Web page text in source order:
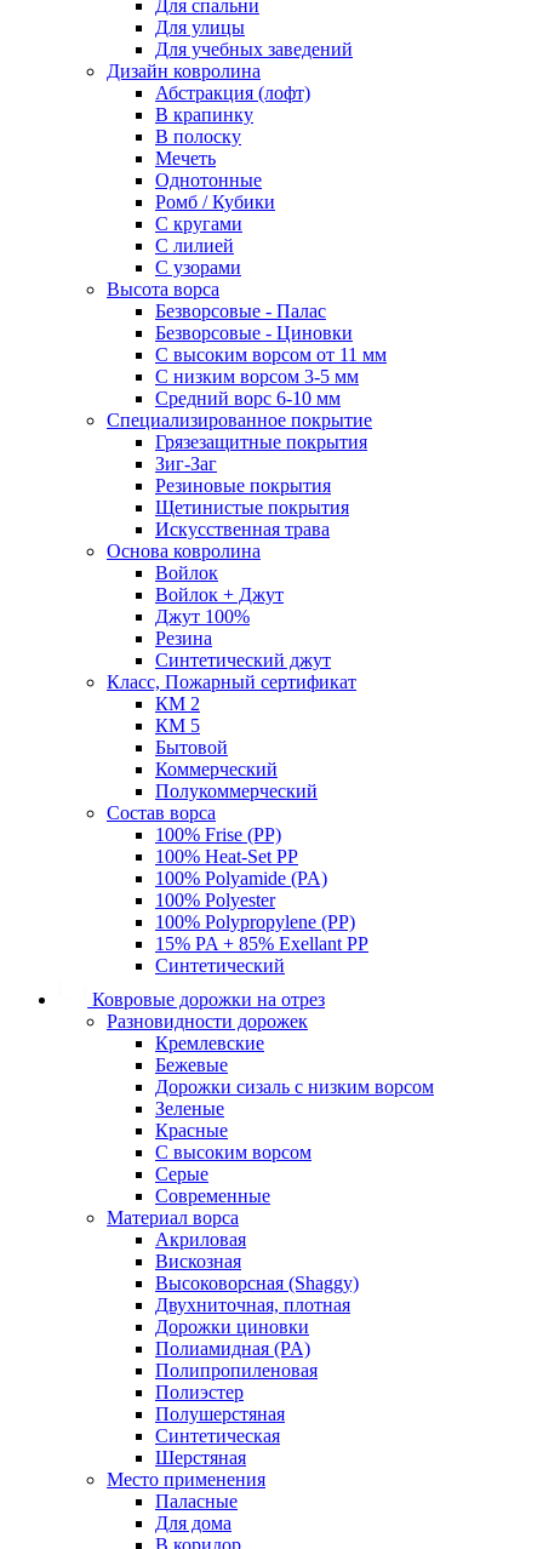
Для спальни
Для улицы
Для учебных заведений
Дизайн ковролина
Абстракция (лофт)
В крапинку
В полоску
Мечеть
Однотонные
Ромб / Кубики
С кругами
С лилией
С узорами
Высота ворса
Безворсовые - Палас
Безворсовые - Циновки
С высоким ворсом от 11 мм
С низким ворсом 3-5 мм
Средний ворс 6-10 мм
Специализированное покрытие
Грязезащитные покрытия
Зиг-Заг
Резиновые покрытия
Щетинистые покрытия
Искусственная трава
Основа ковролина
Войлок
Войлок + Джут
Джут 100%
Резина
Синтетический джут
Класс, Пожарный сертификат
КМ 2
КМ 5
Бытовой
Коммерческий
Полукоммерческий
Состав ворса
100% Frise (PP)
100% Heat-Set PP
100% Polyamide (PA)
100% Polyester
100% Polypropylene (PP)
15% PA + 85% Exellant PP
Синтетический
Ковровые дорожки на отрез
Разновидности дорожек
Кремлевские
Бежевые
Дорожки сизаль с низким ворсом
Зеленые
Красные
С высоким ворсом
Серые
Современные
Материал ворса
Акриловая
Вискозная
Высоковорсная (Shaggy)
Двухниточная, плотная
Дорожки циновки
Полиамидная (PA)
Полипропиленовая
Полиэстер
Полушерстяная
Синтетическая
Шерстяная
Место применения
Паласные
Для дома
В коридор